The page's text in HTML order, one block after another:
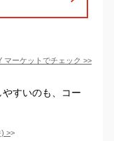
マーケット でチェック >>
すいのも、コー
) >